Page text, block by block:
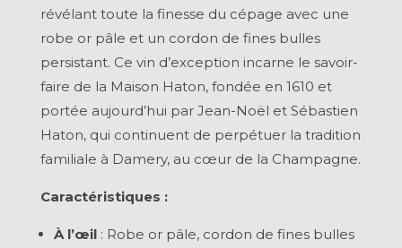
révélant toute la finesse du cépage avec une
robe or pâle et un cordon de fines bulles
persistant. Ce vin d’exception incarne le savoir-
faire de la Maison Haton, fondée en 1610 et
portée aujourd’hui par Jean-Noël et Sébastien
Haton, qui continuent de perpétuer la tradition
familiale à Damery, au cœur de la Champagne.
Caractéristiques :
À l’œil: Robe or pâle, cordon de fines bulles